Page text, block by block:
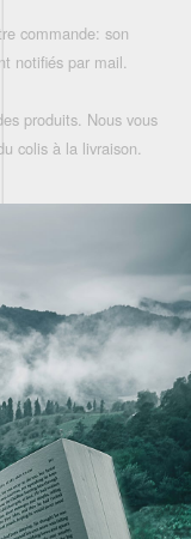
commande: son
notifiés par mail.
produits. Nous vous
colis à la livraison.